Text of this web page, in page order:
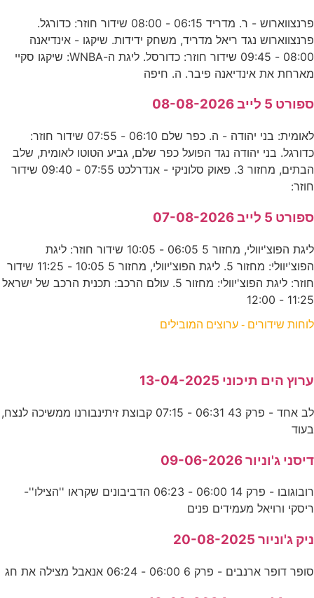
פרנצווארוש - ר. מדריד 06:15 - 08:00 שידור חוזר: כדורגל.
פרנצווארוש נגד ריאל מדריד, משחק ידידות. שיקגו - אינדיאנה
08:00 - 09:45 שידור חוזר: כדורסל. ליגת ה-WNBA: שיקגו סקיי
מארחת את אינדיאנה פיבר. ה. חיפה
ספורט 5 לייב 08-08-2026
לאומית: בני יהודה - ה. כפר שלם 06:10 - 07:55 שידור חוזר:
כדורגל. בני יהודה נגד הפועל כפר שלם, גביע הטוטו לאומית, שלב
הבתים, מחזור 3. פאוק סלוניקי - אנדרלכט 07:55 - 09:40 שידור
חוזר:
ספורט 5 לייב 07-08-2026
ליגת הפוצ'יוולי, מחזור 5 06:05 - 10:05 שידור חוזר: ליגת
הפוצ'יוולי: מחזור 5. ליגת הפוצ'יוולי, מחזור 5 10:05 - 11:25 שידור
חוזר: ליגת הפוצ'יוולי: מחזור 5. עולם הרכב: תכנית הרכב של ישראל
11:25 - 12:00
לוחות שידורים - ערוצים המובילים
ערוץ הים תיכוני 13-04-2025
לב אחד - פרק 43 06:31 - 07:15 קבוצת זיתינבורנו ממשיכה לנצח,
בעוד
דיסני ג'וניור 09-06-2026
רובוגובו - פרק 14 06:00 - 06:23 הדביבונים שקראו ''הצילו''-
ריסקי ורויאל מעמידים פנים
ניק ג'וניור 20-08-2025
סופר דופר ארנבים - פרק 6 06:00 - 06:24 אנאבל מצילה את חג